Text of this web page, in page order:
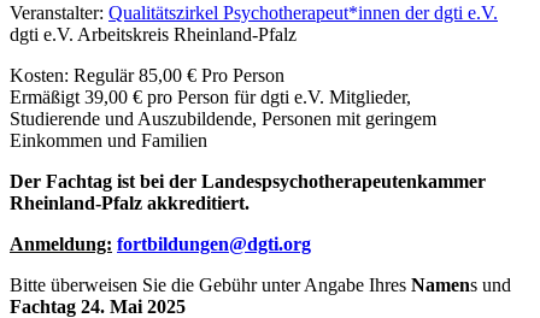
Veranstalter: Qualitätszirkel Psychotherapeut*innen der dgti e.V.
dgti e.V. Arbeitskreis Rheinland-Pfalz
Kosten: Regulär 85,00 € Pro Person
Ermäßigt 39,00 € pro Person für dgti e.V. Mitglieder,
Studierende und Auszubildende, Personen mit geringem
Einkommen und Familien
Der Fachtag ist bei der Landespsychotherapeutenkammer
Rheinland-Pfalz akkreditiert.
Anmeldung: fortbildungen@dgti.org
Bitte überweisen Sie die Gebühr unter Angabe Ihres Namens und
Fachtag 24. Mai 2025